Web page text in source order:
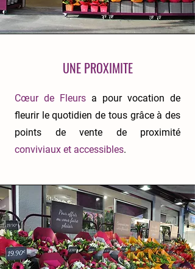
UNE PROXIMITE
Cœur de Fleurs a pour vocation de
fleurir le quotidien de tous grâce à des
points de vente de proximité
conviviaux et accessibles.